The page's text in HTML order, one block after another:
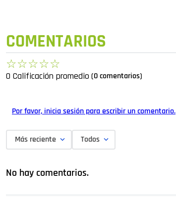
COMENTARIOS
☆☆☆☆☆
0 Calificación promedio (0 comentarios)
Por favor, inicia sesión para escribir un comentario.
Más reciente Todos
No hay comentarios.